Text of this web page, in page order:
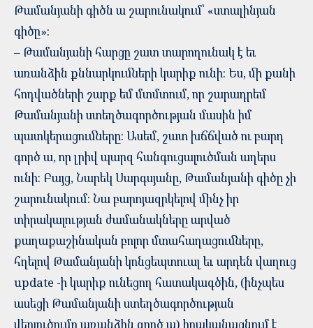
Թամանյանի գիծն ա շարունակում՝ «ստալինյան
գիծը»։
– Թամանյանի հարցը շատ տարողունակ է եւ
առանձին քննարկումների կարիք ունի: Ես, մի քանի
հոդվածների շարք եմ մտմտում, որ շարադրեմ
Թամանյանի ստեղծագործության մասին իմ
պատկերացումները: Ասեմ, շատ խճճված ու բարդ
գործ ա, որ լրիվ պարզ հանգուցալուծման աղերս
ունի: Բայց, Նարեկ Սարգսյանը, Թամանյանի գիծը չի
շարունակում: Նա բարոյազրկելով մինչ իր
տիրակալության ժամանակները արված
քաղաքաշինական բոլոր մտահաղացումները,
հղելով Թամանյանի կոնցեպտուալ եւ արդեն վաղուց
update -ի կարիք ունեցող հատակագծին, (ինչպես
ասեցի Թամանյանի ստեղծագործության
վերլուծումը առանձին գործ ա) իրականացնում է